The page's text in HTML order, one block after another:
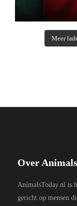
Meer
Over
AnimalsToday.nl is
gericht op mensen